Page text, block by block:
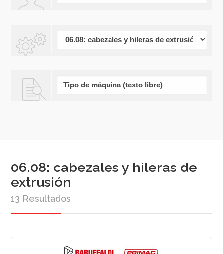
06.08: cabezales y hileras de
extrusión
13 Resultados